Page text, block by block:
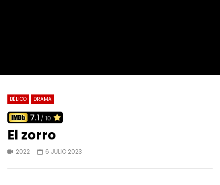
BÉLICO DRAMA
7.1 / 10
El zorro
2022 6 JULIO 2023